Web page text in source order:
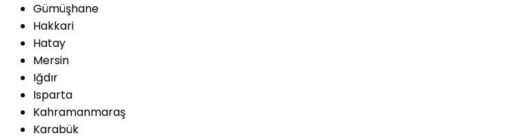
Gümüşhane
Hakkari
Hatay
Mersin
Iğdır
Isparta
Kahramanmaraş
Karabük